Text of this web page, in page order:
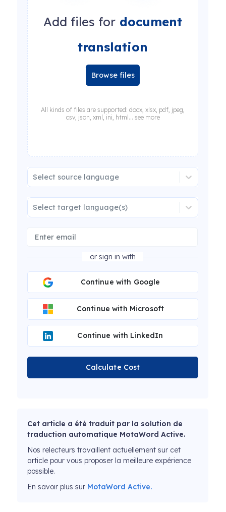
Add files for document
translation
Browse files
All kinds of files are supported: docx, xlsx, pdf, jpeg,
csv, json, xml, ini, html... see more
Select source language
Select target language(s)
or sign in with
Continue with Google
Continue with Microsoft
Continue with LinkedIn
Calculate Cost
Cet article a été traduit par la solution de
traduction automatique MotaWord Active.
Nos relecteurs travaillent actuellement sur cet
article pour vous proposer la meilleure expérience
possible.
En savoir plus sur MotaWord Active.